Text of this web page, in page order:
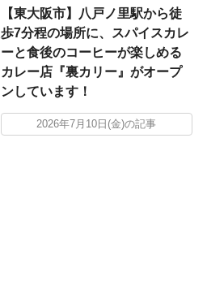
【東大阪市】八戸ノ里駅から徒
歩7分程の場所に、スパイスカレ
ーと食後のコーヒーが楽しめる
カレー店『裏カリー』がオープ
ンしています！
2026年7月10日(金)の記事